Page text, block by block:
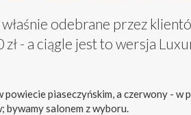
odebrane przez
- a ciągle jest to wersja
piaseczyńskim, a czerwony - w
bywamy salonem z wyboru.